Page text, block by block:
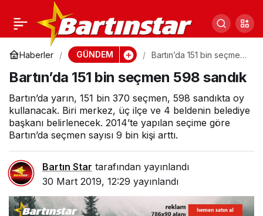
Haberler GÜNDEM
Bartın’da 151 bin seçmen
Bartın’da 151 bin seçmen 598 sandık
Bartın’da yarın, 151 bin 370 seçmen, 598 sandıkta oy
kullanacak. Biri merkez, üç ilçe ve 4 beldenin belediye
başkanı belirlenecek. 2014’te yapılan seçime göre
Bartın’da seçmen sayısı 9 bin kişi arttı.
Bartın Star tarafından yayınlandı
30 Mart 2019, 12:29 yayınlandı
İşte adayların öne çıkan
projeleri
0 Paylaş